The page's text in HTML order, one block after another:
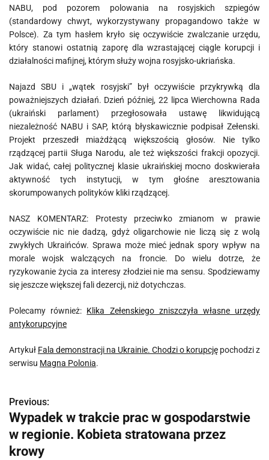
NABU, pod pozorem polowania na rosyjskich szpiegów
(standardowy chwyt, wykorzystywany propagandowo także w
Polsce). Za tym hasłem kryło się oczywiście zwalczanie urzędu,
który stanowi ostatnią zaporę dla wzrastającej ciągle korupcji i
działalności mafijnej, którym służy wojna rosyjsko-ukriańska.
Najazd SBU i „wątek rosyjski” był oczywiście przykrywką dla
poważniejszych działań. Dzień później, 22 lipca Wierchowna Rada
(ukraiński parlament) przegłosowała ustawę likwidującą
niezależność NABU i SAP, którą błyskawicznie podpisał Zełenski.
Projekt przeszedł miażdżącą większością głosów. Nie tylko
rządzącej partii Sługa Narodu, ale też większości frakcji opozycji.
Jak widać, całej politycznej klasie ukraińskiej mocno doskwierała
aktywność tych instytucji, w tym głośne aresztowania
skorumpowanych polityków kliki rządzącej.
NASZ KOMENTARZ: Protesty przeciwko zmianom w prawie
oczywiście nic nie dadzą, gdyż oligarchowie nie liczą się z wolą
zwykłych Ukraińców. Sprawa może mieć jednak spory wpływ na
morale wojsk walczących na froncie. Do wielu dotrze, że
ryzykowanie życia za interesy złodziei nie ma sensu. Spodziewamy
się jeszcze większej fali dezercji, niż dotychczas.
Polecamy również: Klika Zełenskiego zniszczyła własne urzędy
antykorupcyjne
Artykuł Fala demonstracji na Ukrainie. Chodzi o korupcję pochodzi z
serwisu Magna Polonia.
N
a
w
Previous:
Wypadek w trakcie prac w gospodarstwie
w regionie. Kobieta stratowana przez
krowy